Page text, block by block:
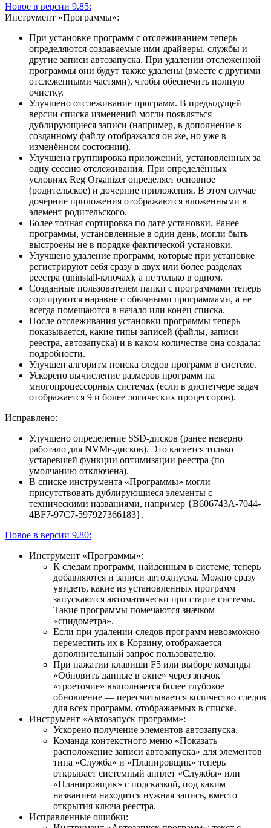
Новое в версии 9.85:
Инструмент «Программы»:
При установке программ с отслеживанием теперь
определяются создаваемые ими драйверы, службы и
другие записи автозапуска. При удалении отслеженной
программы они будут также удалены (вместе с другими
отслеженными частями), чтобы обеспечить полную
очистку.
Улучшено отслеживание программ. В предыдущей
версии списка изменений могли появляться
дублирующиеся записи (например, в дополнение к
созданному файлу отображался он же, но уже в
изменённом состоянии).
Улучшена группировка приложений, установленных за
одну сессию отслеживания. При определённых
условиях Reg Organizer определяет основное
(родительское) и дочерние приложения. В этом случае
дочерние приложения отображаются вложенными в
элемент родительского.
Более точная сортировка по дате установки. Ранее
программы, установленные в один день, могли быть
выстроены не в порядке фактической установки.
Улучшено удаление программ, которые при установке
регистрируют себя сразу в двух или более разделах
реестра (uninstall-ключах), а не только в одном.
Созданные пользователем папки с программами теперь
сортируются наравне с обычными программами, а не
всегда помещаются в начало или конец списка.
После отслеживания установки программы теперь
показывается, какие типы записей (файлы, записи
реестра, автозапуска) и в каком количестве она создала:
подробности.
Улучшен алгоритм поиска следов программ в системе.
Ускорено вычисление размеров программ на
многопроцессорных системах (если в диспетчере задач
отображается 9 и более логических процессоров).
Исправлено:
Улучшено определение SSD-дисков (ранее неверно
работало для NVMe-дисков). Это касается только
устаревшей функции оптимизации реестра (по
умолчанию отключена).
В списке инструмента «Программы» могли
присутствовать дублирующиеся элементы с
техническими названиями, например {B606743A-7044-
4BF7-97C7-597927366183}.
Новое в версии 9.80:
Инструмент «Программы»:
К следам программ, найденным в системе, теперь
добавляются и записи автозапуска. Можно сразу
увидеть, какие из установленных программ
запускаются автоматически при старте системы.
Такие программы помечаются значком
«спидометра».
Если при удалении следов программ невозможно
переместить их в Корзину, отображается
дополнительный запрос пользователю.
При нажатии клавиши F5 или выборе команды
«Обновить данные в окне» через значок
«троеточие» выполняется более глубокое
обновление — пересчитывается количество следов
для всех программ, отображаемых в списке.
Инструмент «Автозапуск программ»:
Ускорено получение элементов автозапуска.
Команда контекстного меню «Показать
расположение записи автозапуска» для элементов
типа «Служба» и «Планировщик» теперь
открывает системный апплет «Службы» или
«Планировщик» с подсказкой, под каким
названием находится нужная запись, вместо
открытия ключа реестра.
Исправленные ошибки: